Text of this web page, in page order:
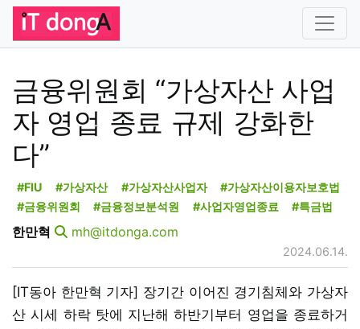
금융위원회 “가상자산 사업
자 영업 종료 규제 강화한
다”
#FIU #가상자산 #가상자산사업자
#가상자산이용자보호법
#금융위원회
#금융정보분석원 #사업자영업종료 #특금법
한만혁 mh@itdonga.com
2024.06.14.
[IT동아 한만혁 기자] 장기간 이어진 경기침체와 가상자
산 시세 하락 탓에 지난해 하반기부터 영업을 종료하거